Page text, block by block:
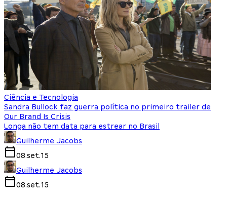
Ciência e Tecnologia
Sandra Bullock faz guerra política no primeiro trailer de
Our Brand Is Crisis
Longa não tem data para estrear no Brasil
Guilherme Jacobs
08.set.15
Guilherme Jacobs
08.set.15